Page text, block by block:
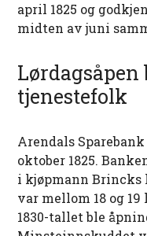
april 1825 og
midten av juni
tjenestefolk
Arendals
oktober 1825.
i kjøpmann Brincks
var mellom 18 og
1830-tallet ble